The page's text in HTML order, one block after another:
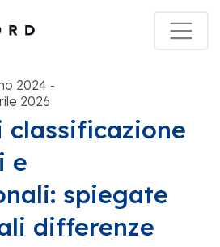
2024 -
2026
classificazione
e
spiegate
differenze